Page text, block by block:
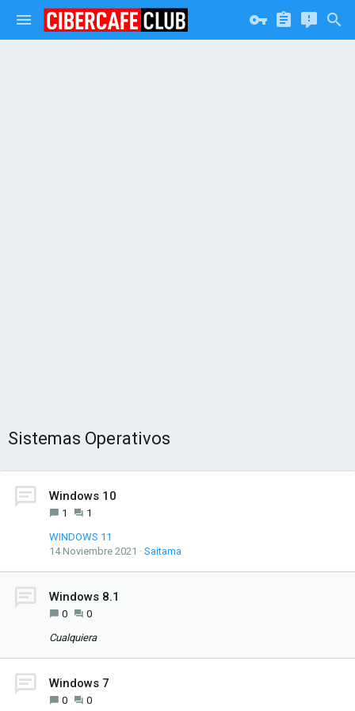
Sistemas Operativos
Windows 10
1
1
WINDOWS 11
14 Noviembre 2021
Saitama
Windows 8.1
0
0
Cualquiera
Windows 7
0 0